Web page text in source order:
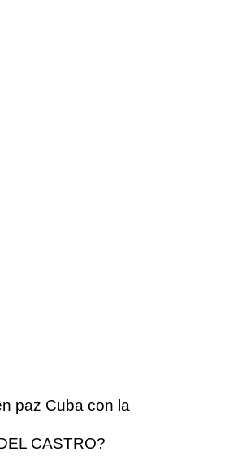
paz Cuba con la
CASTRO?